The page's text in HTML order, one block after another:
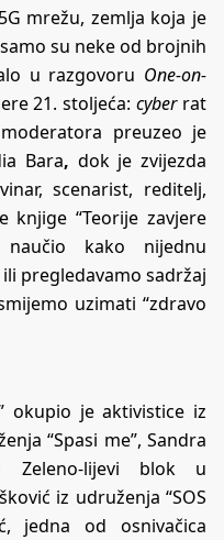
mrežu, zemlja koja je
su neke od brojnih
u razgovoru One-on-
21. stoljeća:cyberrat
preuzeo je
Bara, dok je zvijezda
scenarist, reditelj,
“Teorije zavjere
kako nijednu
pregledavamo sadržaj
uzimati “zdravo
okupio je aktivistice iz
“Spasi me”, Sandra
Zeleno-lijevi blok u
iz udruženja “SOS
jedna od osnivačica